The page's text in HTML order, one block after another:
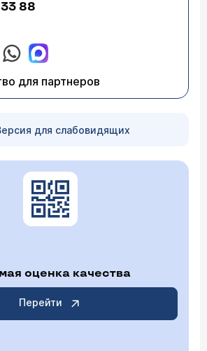
88
для партнеров
для слабовидящих
оценка качества
Перейти